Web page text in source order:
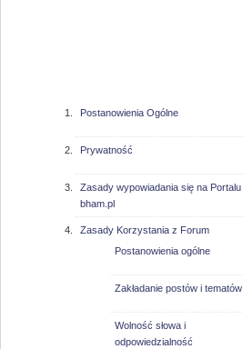
Postanowienia Ogólne
Prywatność
Zasady wypowiadania się na Portalu
bham.pl
Zasady Korzystania z Forum
Postanowienia ogólne
Zakładanie postów i tematów
Wolność słowa i
odpowiedzialność